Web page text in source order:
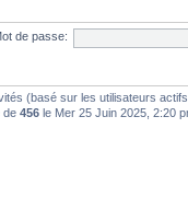
de passe:
(basé sur les utilisateurs
de 456 le Mer 25 Juin 2025, 2:20